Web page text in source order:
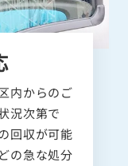
内からのご
況次第で
回収が可能
の急な処分